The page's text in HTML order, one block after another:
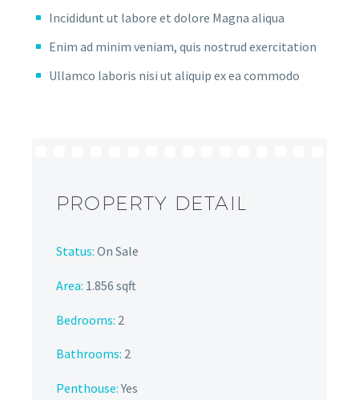
Incididunt ut labore et dolore Magna aliqua
Enim ad minim veniam, quis nostrud exercitation
Ullamco laboris nisi ut aliquip ex ea commodo
PROPERTY DETAIL
Status: On Sale
Area: 1.856 sqft
Bedrooms: 2
Bathrooms: 2
Penthouse:Yes